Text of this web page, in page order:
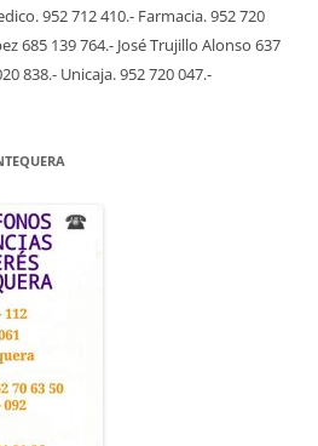
952 712 410.- Farmacia. 952 720
685 139 764.- José Trujillo Alonso 637
838.- Unicaja. 952 720 047.-